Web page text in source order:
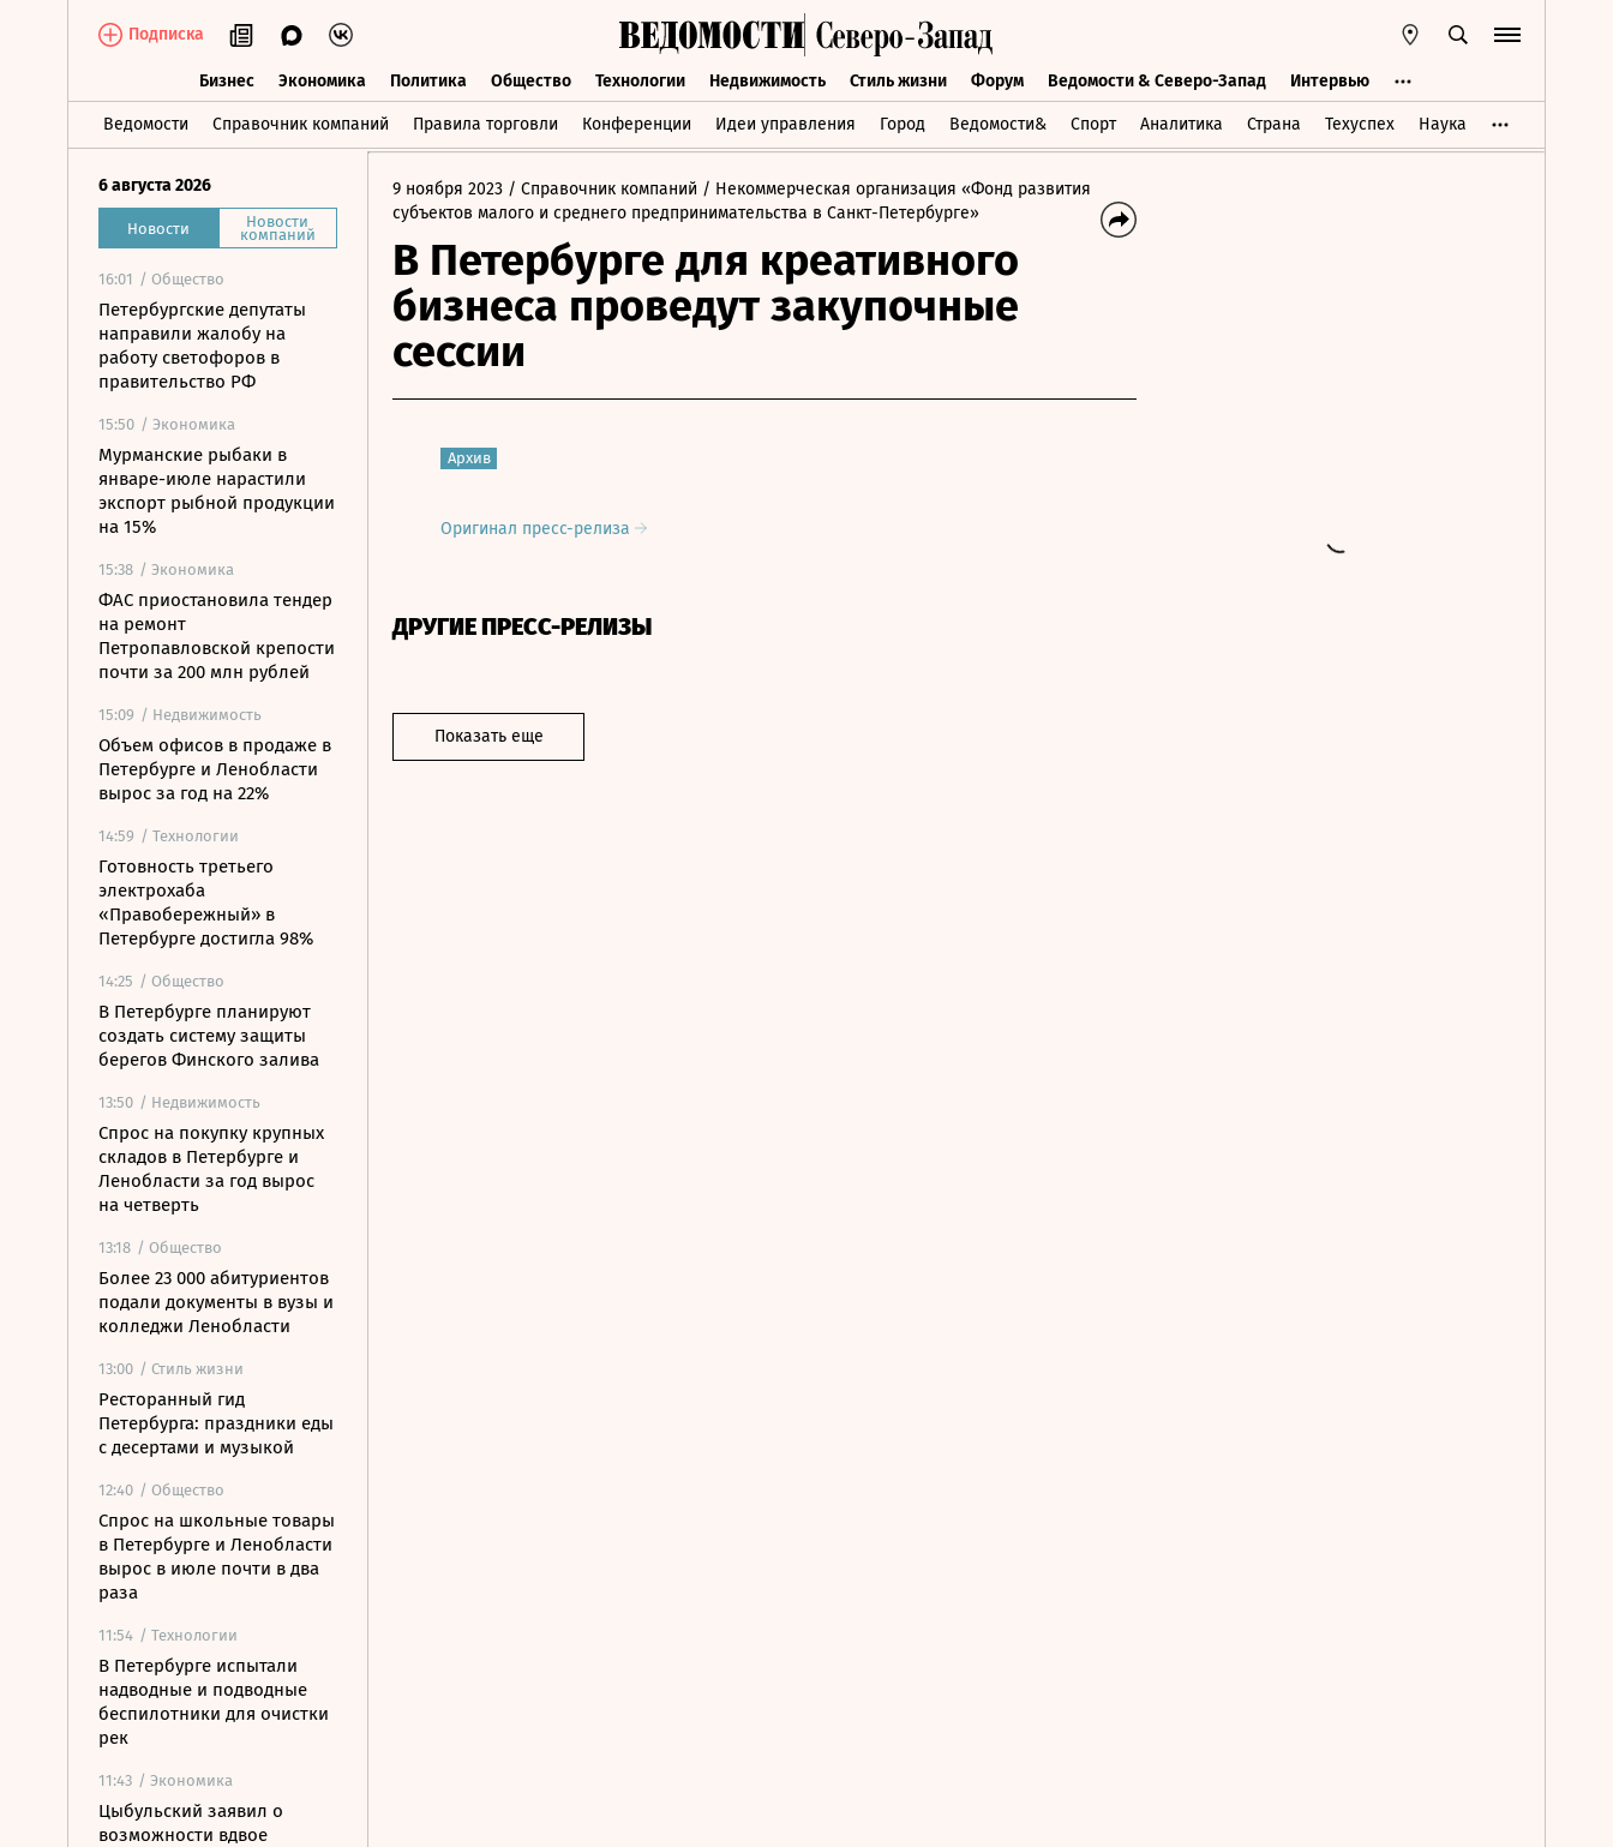
Подписка
Бизнес Экономика Политика Общество Технологии Недвижимость Стиль жизни Форум Ведомости & Северо-Запад Интервью
Ведомости Справочник компаний Правила торговли Конференции Идеи управления Город Ведомости& Спорт Аналитика Страна Техуспех Наука
Бизнес Экономика Политика Общество Технологии Недвижимость Стиль жизни Форум Ведомости & Северо-Запад Интервью
6 августа 2026
Новости Новости
компаний
16:01 / Общество
Петербургские депутаты
направили жалобу на
работу светофоров в
правительство РФ
15:50 / Экономика
Мурманские рыбаки в
январе-июле нарастили
экспорт рыбной продукции
на 15%
15:38 / Экономика
ФАС приостановила тендер
на ремонт
Петропавловской крепости
почти за 200 млн рублей
15:09 / Недвижимость
Объем офисов в продаже в
Петербурге и Ленобласти
вырос за год на 22%
14:59 / Технологии
Готовность третьего
электрохаба
«Правобережный» в
Петербурге достигла 98%
14:25 / Общество
В Петербурге планируют
создать систему защиты
берегов Финского залива
13:50 / Недвижимость
Спрос на покупку крупных
складов в Петербурге и
Ленобласти за год вырос
на четверть
13:18 / Общество
Более 23 000 абитуриентов
подали документы в вузы и
колледжи Ленобласти
13:00 / Стиль жизни
Ресторанный гид
Петербурга: праздники еды
с десертами и музыкой
12:40 / Общество
Спрос на школьные товары
в Петербурге и Ленобласти
вырос в июле почти в два
раза
11:54 / Технологии
В Петербурге испытали
надводные и подводные
беспилотники для очистки
рек
11:43 / Экономика
Цыбульский заявил о
возможности вдвое
9 ноября 2023 / Справочник компаний / Некоммерческая организация «Фонд развития
субъектов малого и среднего предпринимательства в Санкт-Петербурге»
В Петербурге для креативного
бизнеса проведут закупочные
сессии
Архив
Оригинал пресс-релиза
ДРУГИЕ ПРЕСС-РЕЛИЗЫ
Показать еще